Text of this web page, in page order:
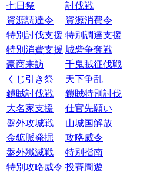
七日祭
討伐戦
資源調達令
資源消費令
特別討伐支援 特別調達支援
特別消費支援 城砦争奪戦
豪商来訪
千鬼賊征伐戦
くじ引き祭
天下争乱
鎧賊討伐戦
鎧賊特別討伐
大名家支援
仕官先願い
盤外攻城戦
山城国解放
金鉱脈発掘
攻略威令
盤外殲滅戦
特別指南
特別攻略威令 投賽周遊